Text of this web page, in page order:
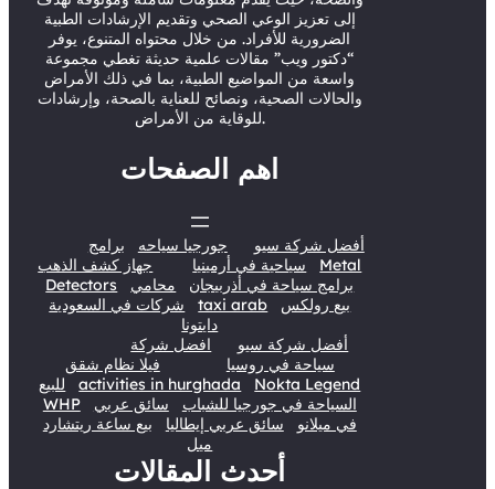
إلى تعزيز الوعي الصحي وتقديم الإرشادات الطبية
الضرورية للأفراد. من خلال محتواه المتنوع، يوفر
“دكتور ويب” مقالات علمية حديثة تغطي مجموعة
واسعة من المواضيع الطبية، بما في ذلك الأمراض
والحالات الصحية، ونصائح للعناية بالصحة، وإرشادات
للوقاية من الأمراض.
اهم الصفحات
أفضل شركة سيو جورجيا سياحه
برامج
سياحية في أرمينيا
جهاز كشف الذهب
Metal
Detectors
برامج سياحة في أذربيجان
محامي
شركات في السعودية
taxi arab
بيع رولكس
دايتونا
أفضل شركة سيو
افضل شركة
سياحة في روسيا
فيلا نظام شقق
للبيع
activities in hurghada
Nokta Legend
WHP
السياحة في جورجيا للشباب
سائق عربي
في ميلانو
سائق عربي إيطاليا
بيع ساعة ريتشارد
ميل
أحدث المقالات